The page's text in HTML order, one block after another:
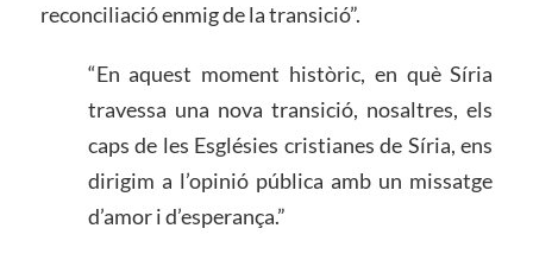
reconciliació enmig de la transició”.
“En aquest moment històric, en què Síria
travessa una nova transició, nosaltres, els
caps de les Esglésies cristianes de Síria, ens
dirigim a l’opinió pública amb un missatge
d’amor i d’esperança.”